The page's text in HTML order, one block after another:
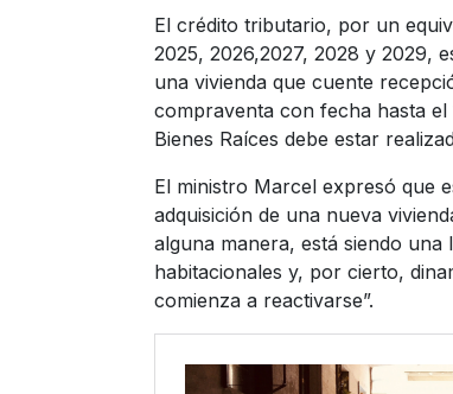
El crédito tributario, por un
2025, 2026,2027, 2028 y 2029,
una vivienda que cuente
compraventa con fecha hasta
Bienes Raíces debe estar
El ministro Marcel expresó que
adquisición de una nueva
alguna manera, está siendo una
habitacionales y, por cierto,
comienza a reactivarse”.